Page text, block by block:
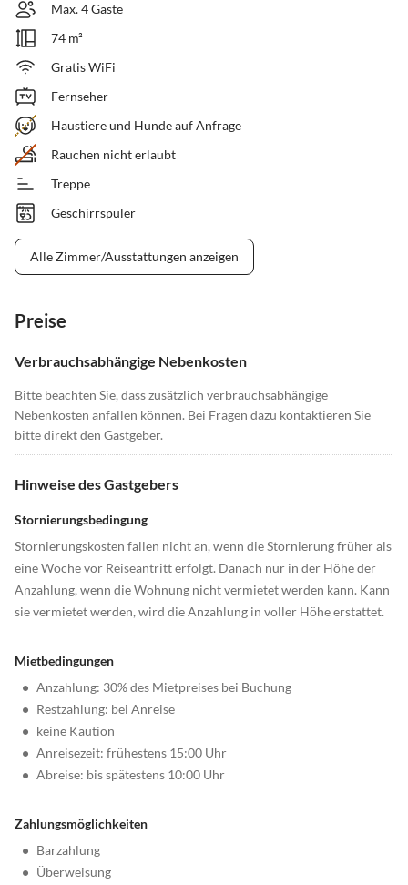
Max. 4 Gäste
74 m²
Gratis WiFi
Fernseher
Haustiere und Hunde auf Anfrage
Rauchen nicht erlaubt
Treppe
Geschirrspüler
Alle Zimmer/Ausstattungen anzeigen
Preise
Verbrauchsabhängige Nebenkosten
Bitte beachten Sie, dass zusätzlich verbrauchsabhängige
Nebenkosten anfallen können. Bei Fragen dazu kontaktieren Sie
bitte direkt den Gastgeber.
Hinweise des Gastgebers
Stornierungsbedingung
Stornierungskosten fallen nicht an, wenn die Stornierung früher als
eine Woche vor Reiseantritt erfolgt. Danach nur in der Höhe der
Anzahlung, wenn die Wohnung nicht vermietet werden kann. Kann
sie vermietet werden, wird die Anzahlung in voller Höhe erstattet.
Mietbedingungen
• Anzahlung: 30% des Mietpreises bei Buchung
• Restzahlung: bei Anreise
• keine Kaution
• Anreisezeit: frühestens 15:00 Uhr
• Abreise: bis spätestens 10:00 Uhr
Zahlungsmöglichkeiten
• Barzahlung
• Überweisung